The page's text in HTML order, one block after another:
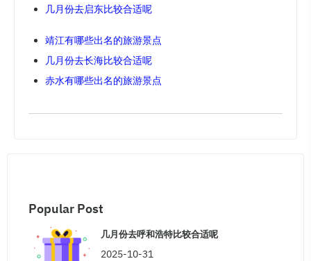
几月份去启东比较合适呢
靖江有哪些出名的旅游景点
几月份去长海比较合适呢
赤水有哪些出名的旅游景点
Popular Post
几月份去呼和浩特比较合适呢
2025-10-31